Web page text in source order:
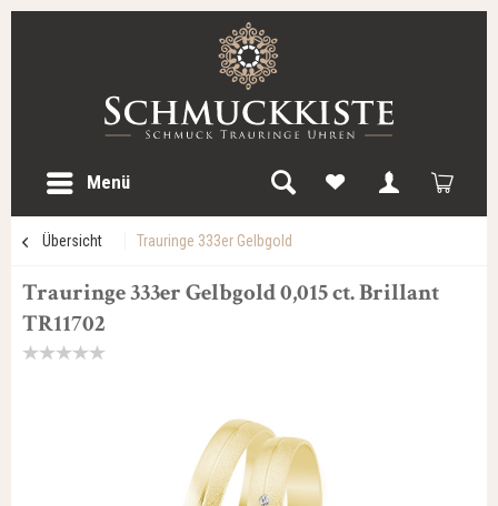
Menü
Übersicht Trauringe 333er Gelbgold
Trauringe 333er Gelbgold 0,015 ct. Brillant
TR11702